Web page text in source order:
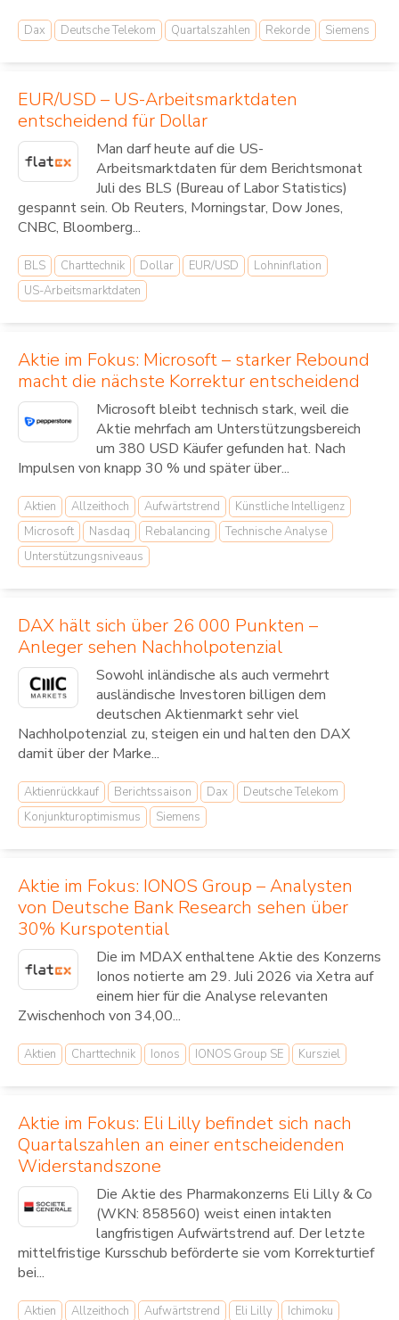
Dax Deutsche Telekom Quartalszahlen Rekorde Siemens
EUR/USD – US-Arbeitsmarktdaten
entscheidend für Dollar
Man darf heute auf die US-
Arbeitsmarktdaten für dem Berichtsmonat
Juli des BLS (Bureau of Labor Statistics)
gespannt sein. Ob Reuters, Morningstar, Dow Jones,
CNBC, Bloomberg...
BLS Charttechnik Dollar EUR/USD
Lohninflation
US-Arbeitsmarktdaten
Aktie im Fokus: Microsoft – starker Rebound
macht die nächste Korrektur entscheidend
Microsoft bleibt technisch stark, weil die
Aktie mehrfach am Unterstützungsbereich
um 380 USD Käufer gefunden hat. Nach
Impulsen von knapp 30 % und später über...
Aktien Allzeithoch Aufwärtstrend
Künstliche Intelligenz
Microsoft
Nasdaq Rebalancing
Technische Analyse
Unterstützungsniveaus
DAX hält sich über 26 000 Punkten –
Anleger sehen Nachholpotenzial
Sowohl inländische als auch vermehrt
ausländische Investoren billigen dem
deutschen Aktienmarkt sehr viel
Nachholpotenzial zu, steigen ein und halten den DAX
damit über der Marke...
Aktienrückkauf Berichtssaison Dax
Deutsche Telekom
Konjunkturoptimismus
Siemens
Aktie im Fokus: IONOS Group – Analysten
von Deutsche Bank Research sehen über
30% Kurspotential
Die im MDAX enthaltene Aktie des Konzerns
Ionos notierte am 29. Juli 2026 via Xetra auf
einem hier für die Analyse relevanten
Zwischenhoch von 34,00...
Aktien Charttechnik Ionos IONOS Group SE Kursziel
Aktie im Fokus: Eli Lilly befindet sich nach
Quartalszahlen an einer entscheidenden
Widerstandszone
Die Aktie des Pharmakonzerns Eli Lilly & Co
(WKN: 858560) weist einen intakten
langfristigen Aufwärtstrend auf. Der letzte
mittelfristige Kursschub beförderte sie vom Korrekturtief
bei...
Aktien Allzeithoch Aufwärtstrend Eli Lilly
Ichimoku